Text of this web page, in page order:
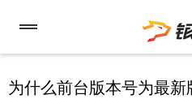
为什么前台版本号为最